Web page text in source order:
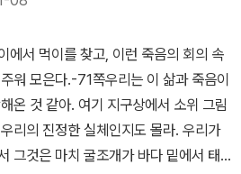
사투가 시작됩니다. 괴물, 귀신고래, 모
이 되어 피쿼드 호와 선원들을 덮칩니
드 호는 에이해브 선장과 함께 바닷속
쓰면서 결말까지 적나라하게 밝히는
히는 경우는 결말을 알고 모르고 와 무
않고서는 깊은 이야기를 할 수 없을 때
다에 해당되는데, 세계 문학에서도 소
아들로 자라나서, 포경선을 보고는 기
는 열망에 사로잡혀, 기독교도에게 배
키고 훨씬 행복하고 선량하게 만들겠다
구하는 그들의 모습을 보면서, 기독교
다는 걸 깨달았다고 한다.친구가 된 그
선 중, 매사추세츠의 유명한 인디언 부
는 자
생각했을지도 모른다. 광기어린
상으로 인해 부정당하고 직업적 자존
를 위하여 30명이 넘는 선원들 목숨마
에서 먹이를 찾고, 이런 죽음의 회의 속
워 모은다.-71쪽우리는 이 삶과 죽음이
온 것 같아. 여기 지구상에서 소위 그림
리의 진정한 실체인지도 몰라. 우리가
그것은 마치 굴조개가 바다 밑에서 태